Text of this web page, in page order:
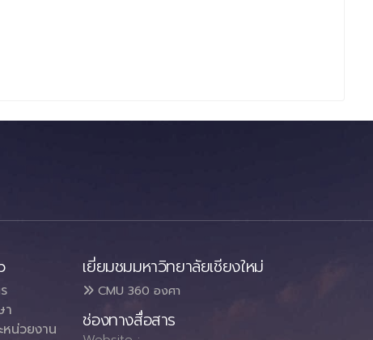
า
หน่วยงาน
เยี่ยมชมมหาวิทยาลัยเชียงใหม่
CMU 360 องศา
ช่องทางสื่อสาร